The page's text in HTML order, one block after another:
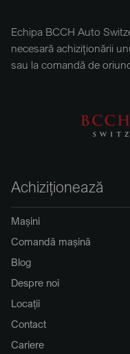
Echipa BCCH Auto
necesară achiziționării
sau la comandă de
Achiziționează
Mașini
Comandă mașină
Blog
Despre noi
Locații
Contact
Cariere